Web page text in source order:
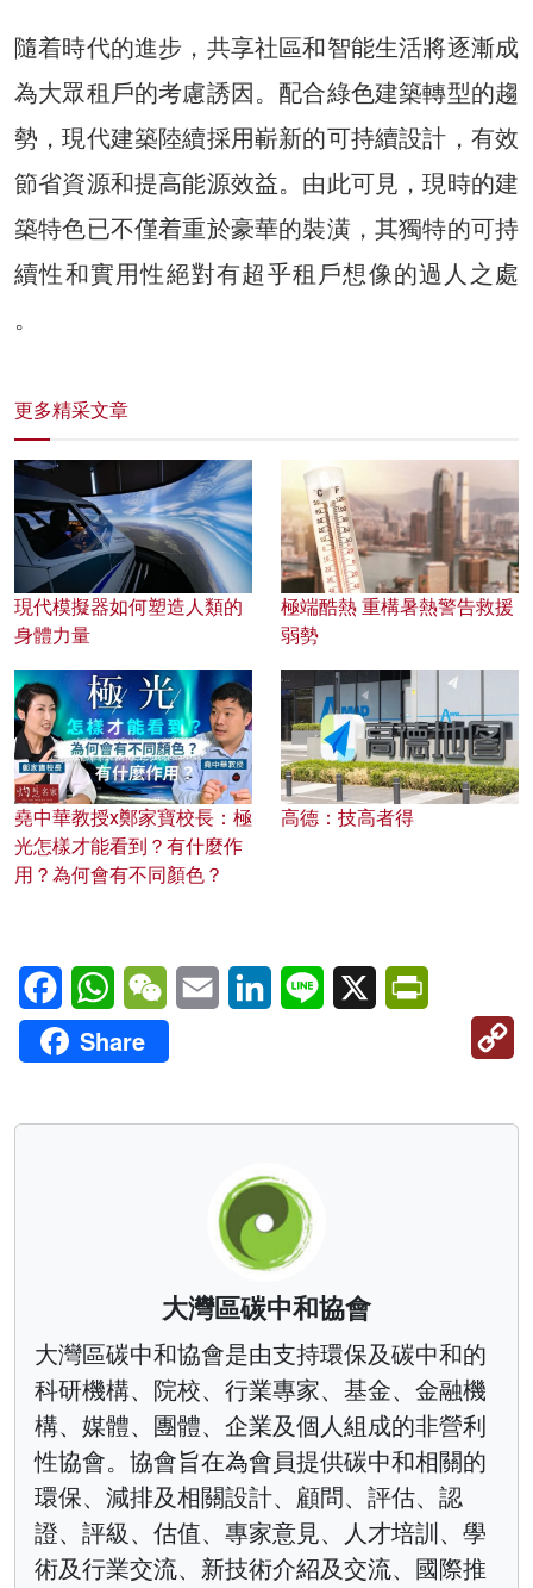
隨着時代的進步，共享社區和智能生活將逐漸成
為大眾租戶的考慮誘因。配合綠色建築轉型的趨
勢，現代建築陸續採用嶄新的可持續設計，有效
節省資源和提⾼能源效益。由此可見，現時的建
築特色已不僅着重於豪華的裝潢，其獨特的可持
續性和實用性絕對有超乎租戶想像的過人之處
。
更多精采文章
現代模擬器如何塑造人類的
身體力量
極端酷熱 重構暑熱警告救援
弱勢
堯中華教授x鄭家寶校長：極
光怎樣才能看到？有什麼作
用？為何會有不同顏色？
高德：技高者得
FacebookWhatsAppWeChatEmail LinkedInLine X
Share
大灣區碳中和協會
大灣區碳中和協會是由支持環保及碳中和的
科研機構、院校、行業專家、基金、金融機
構、媒體、團體、企業及個人組成的非營利
性協會。協會旨在為會員提供碳中和相關的
環保、減排及相關設計、顧問、評估、認
證、評級、估值、專家意見、人才培訓、學
術及行業交流、新技術介紹及交流、國際推